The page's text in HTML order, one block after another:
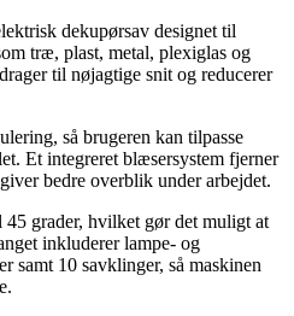
dekupørsav designet til
træ, plast, metal, plexiglas og
til nøjagtige snit og reducerer
så brugeren kan tilpasse
Et integreret blæsersystem fjerner
bedre overblik under arbejdet.
grader, hvilket gør det muligt at
inkluderer lampe- og
samt 10 savklinger, så maskinen